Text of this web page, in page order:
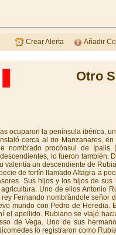
Crear Alerta Añadir
Otro
ocuparon la península ibérica,
cerca al rio Manzanares,
nombrado procónsul de
lo fueron también.
valentía un descendiente de
de fortín llamado Altagra a
Sus hijos y los hijos de
Uno de ellos Antonio
Fernando nombrándole señor
mundo con Pedro de
el apellido. Rubiano se viajó
de Vega. Uno de sus
lo registraron como